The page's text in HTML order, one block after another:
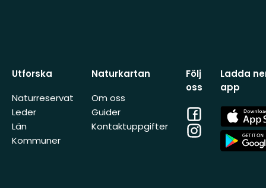
Utforska
Naturreservat
Leder
Län
Kommuner
Naturkartan
Om oss
Guider
Kontaktuppgifter
Följ
oss
Facebook
Instagram
Ladda
app
App
Store
App
Store